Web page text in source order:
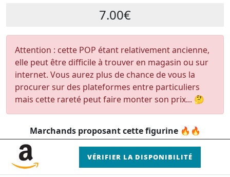
7.00€
Attention : cette POP étant relativement ancienne,
elle peut être difficile à trouver en magasin ou sur
internet. Vous aurez plus de chance de vous la
procurer sur des plateformes entre particuliers
mais cette rareté peut faire monter son prix... 🤔
Marchands proposant cette figurine 🔥🔥
VÉRIFIER LA DISPONIBILITÉ